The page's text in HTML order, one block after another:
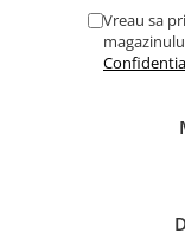
Plasa elastica &
Prelate Auto
Vreau sa